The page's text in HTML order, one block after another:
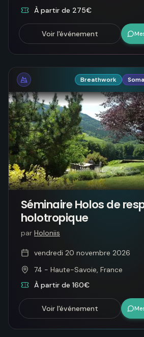
À partir de 275€
Voir l'événement
Breathwork
Séminaire Holos de
holotropique
par Holoniis
vendredi 20 novembre 2026
74 - Haute-Savoie, France
À partir de 160€
Voir l'événement